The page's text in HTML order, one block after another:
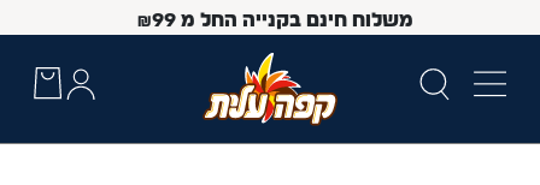
משלוח חינם בקנייה החל מ ₪99